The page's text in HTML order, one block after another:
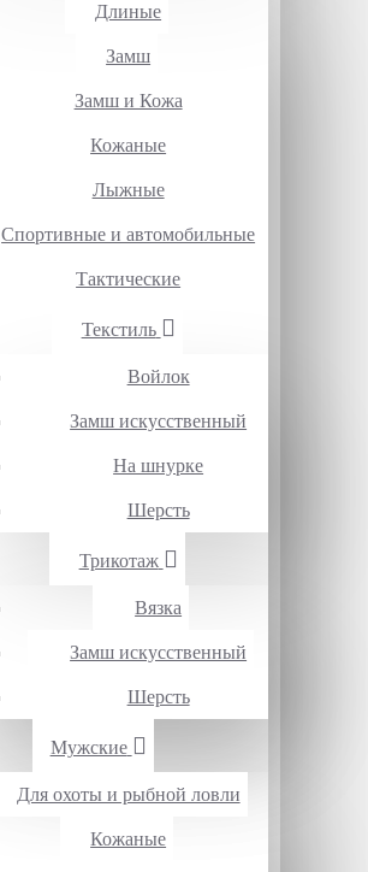
Длиные
Замш
Замш и Кожа
Кожаные
Лыжные
Спортивные и автомобильные
Тактические
Текстиль
Войлок
Замш искусственный
На шнурке
Шерсть
Трикотаж
Вязка
Замш искусственный
Шерсть
Мужские
Для охоты и рыбной ловли
Кожаные